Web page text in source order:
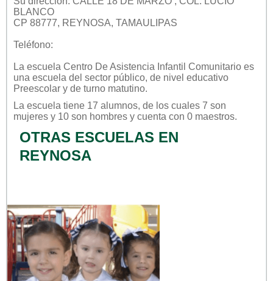
BLANCO
CP 88777, REYNOSA, TAMAULIPAS
Teléfono:
La escuela Centro De Asistencia Infantil Comunitario es
una escuela del sector público, de nivel educativo
Preescolar y de turno matutino.
La escuela tiene 17 alumnos, de los cuales 7 son
mujeres y 10 son hombres y cuenta con 0 maestros.
OTRAS ESCUELAS EN
REYNOSA